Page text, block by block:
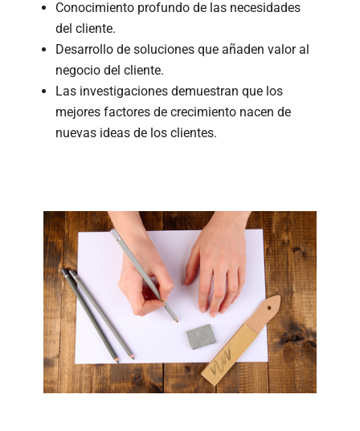
Conocimiento profundo de las necesidades
del cliente.
Desarrollo de soluciones que añaden valor al
negocio del cliente.
Las investigaciones demuestran que los
mejores factores de crecimiento nacen de
nuevas ideas de los clientes.